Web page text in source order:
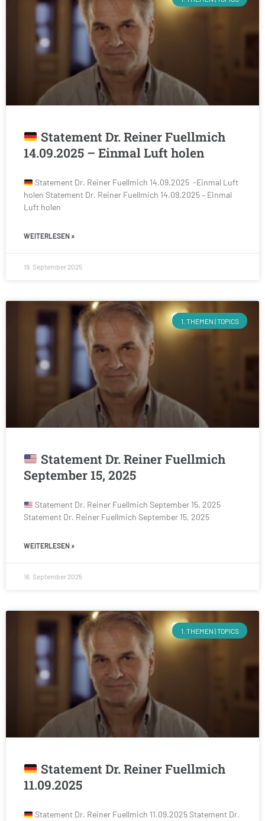
Statement Dr. Reiner Fuellmich
14.09.2025 – Einmal Luft holen
Statement Dr. Reiner Fuellmich 14.09.2025 -Einmal Luft
holen Statement Dr. Reiner Fuellmich 14.09.2025 – Einmal
Luft holen
WEITERLESEN »
19. September 2025
1. THEMEN | TOPICS
Statement Dr. Reiner Fuellmich
September 15, 2025
Statement Dr. Reiner Fuellmich September 15, 2025
Statement Dr. Reiner Fuellmich September 15, 2025
WEITERLESEN »
16. September 2025
1. THEMEN | TOPICS
Statement Dr. Reiner Fuellmich
11.09.2025
Statement Dr. Reiner Fuellmich 11.09.2025 Statement Dr.